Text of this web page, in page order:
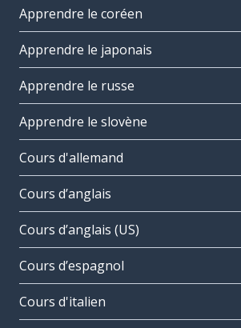
Apprendre le coréen
Apprendre le japonais
Apprendre le russe
Apprendre le slovène
Cours d'allemand
Cours d’anglais
Cours d’anglais (US)
Cours d’espagnol
Cours d'italien